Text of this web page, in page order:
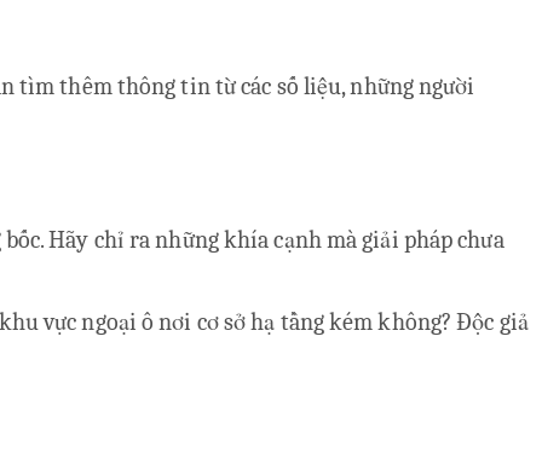
tìm thêm thông tin từ các số liệu, những người
Hãy chỉ ra những khía cạnh mà giải pháp chưa
vực ngoại ô nơi cơ sở hạ tầng kém không? Độc giả